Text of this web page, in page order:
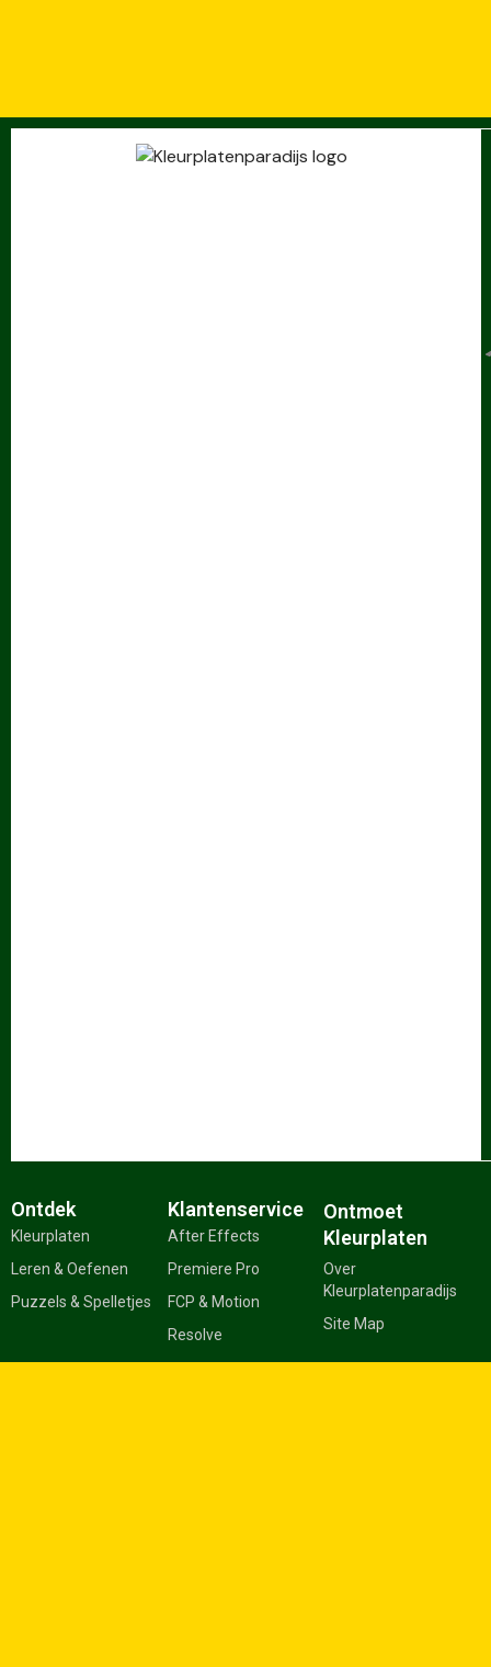
Ontdek
Kleurplaten
Leren & Oefenen
Puzzels & Spelletjes
Klantenservice
After Effects
Premiere Pro
FCP & Motion
Resolve
Ontmoet
Kleurplaten
Over
Kleurplatenparadijs
Site Map